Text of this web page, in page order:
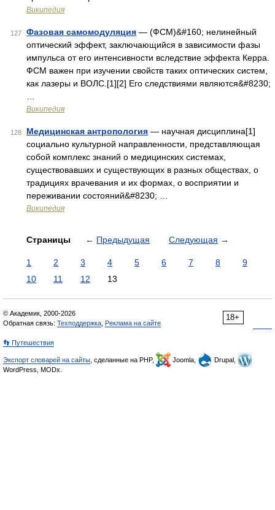
Википедия
127 Фазовая самомодуляция — (ФСМ)&#160; нелинейный
оптический эффект, заключающийся в зависимости фазы
импульса от его интенсивности вследствие эффекта Керра.
ФСМ важен при изучении свойств таких оптических систем,
как лазеры и ВОЛС.[1][2] Его следствиями являются&#8230;
Википедия
128 Медицинская антропология — научная дисциплина[1]
социально культурной направленности, представляющая
собой комплекс знаний о медицинских системах,
существовавших и существующих в разных обществах, о
традициях врачевания и их формах, о восприятии и
переживании состояний&#8230; …
Википедия
Страницы ← Предыдущая Следующая →
1 2 3 4 5 6 7 8
9
10
11 12 13
18+
© Академик, 2000-2026
Обратная связь: Техподдержка Реклама на сайте
👣 Путешествия
Экспорт словарей на сайты , сделанные на PHP, Joomla,
Drupal,
WordPress, MODx.